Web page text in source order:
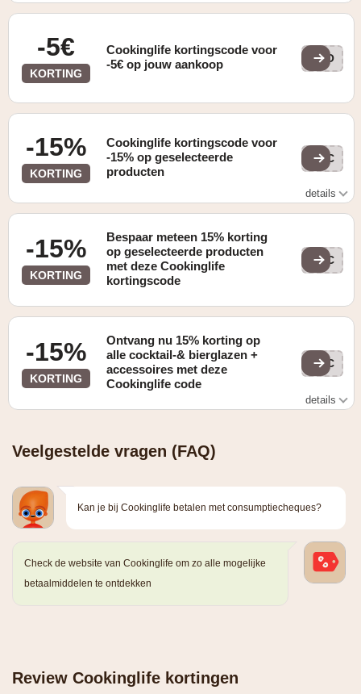
-5€
KORTING
Cookinglife kortingscode voor
-5€ op jouw aankoop
COO
-15%
KORTING
Cookinglife kortingscode voor
-15% op geselecteerde
producten
COC
details
deze kortingscode
-15%
KORTING
Bespaar meteen 15% korting
op geselecteerde producten
met deze Cookinglife
kortingscode
COC
-15%
KORTING
Ontvang nu 15% korting op
alle cocktail-& bierglazen +
accessoires met deze
Cookinglife code
COC
details
Veelgestelde vragen (FAQ)
Kan je bij Cookinglife betalen met consumptiecheques?
Check de website van Cookinglife om zo alle mogelijke
betaalmiddelen te ontdekken
Review Cookinglife kortingen